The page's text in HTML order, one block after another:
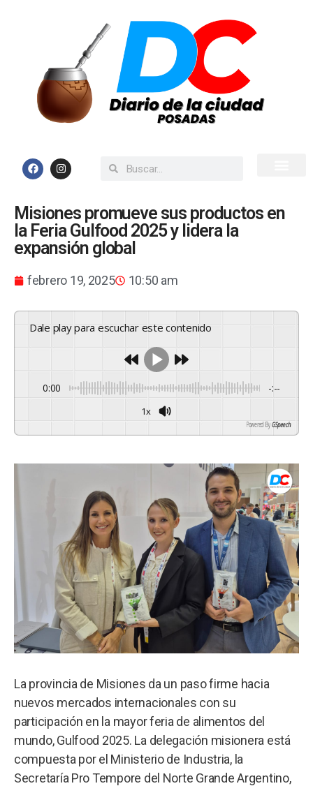
Misiones promueve sus productos en
la Feria Gulfood 2025 y lidera la
expansión global
febrero 19, 2025 10:50 am
Dale play para escuchar este contenido
0:00 -:--
1x
Powered By GSpeech
La provincia de Misiones da un paso firme hacia
nuevos mercados internacionales con su
participación en la mayor feria de alimentos del
mundo, Gulfood 2025. La delegación misionera está
compuesta por el Ministerio de Industria, la
Secretaría Pro Tempore del Norte Grande Argentino,